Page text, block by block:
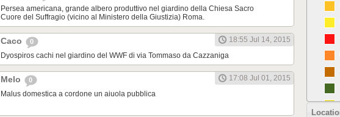
Persea americana, grande albero produttivo nel giardino della Chiesa Sacro
Cuore del Suffragio (vicino al Ministero della Giustizia) Roma.
Caco 0
18:55 Jul 14, 2015
Dyospiros cachi nel giardino del WWF di via Tommaso da Cazzaniga
Melo 0
17:08 Jul 01, 2015
Malus domestica a cordone un aiuola pubblica